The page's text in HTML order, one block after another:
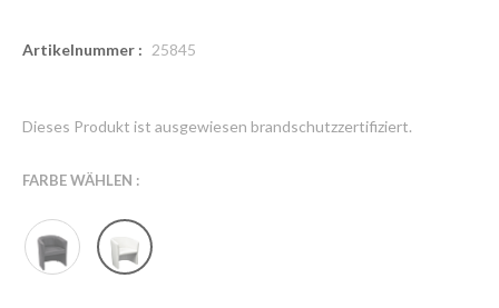
Artikelnummer : 25845
Dieses Produkt ist ausgewiesen brandschutzzertifiziert.
FARBE WÄHLEN :